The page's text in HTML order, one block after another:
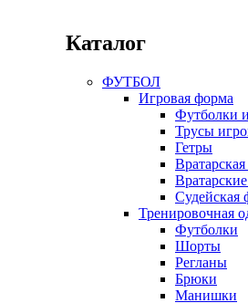
Каталог
ФУТБОЛ
Игровая форма
Футболки
Трусы
Гетры
Судейская
Тренировочная
Футболки
Шорты
Регланы
Брюки
Манишки